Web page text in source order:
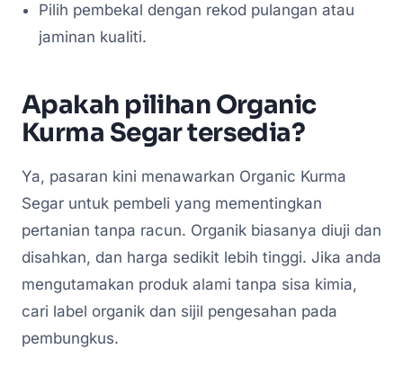
Pilih pembekal dengan rekod pulangan atau
jaminan kualiti.
Apakah pilihan Organic
Kurma Segar tersedia?
Ya, pasaran kini menawarkan Organic Kurma
Segar untuk pembeli yang mementingkan
pertanian tanpa racun. Organik biasanya diuji dan
disahkan, dan harga sedikit lebih tinggi. Jika anda
mengutamakan produk alami tanpa sisa kimia,
cari label organik dan sijil pengesahan pada
pembungkus.